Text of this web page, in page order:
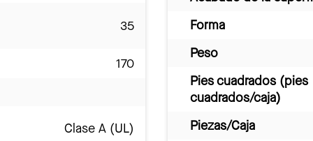
35
170
Clase A (UL)
Forma
Peso
Pies cuadrados (pies
cuadrados/caja)
Piezas/Caja